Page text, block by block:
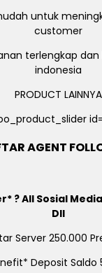
untuk
customer
terlengkap
indonesia
PRODUCT LAINNYA
AGENT
? All Sosial
Dll
Server 250.000
Deposit Saldo